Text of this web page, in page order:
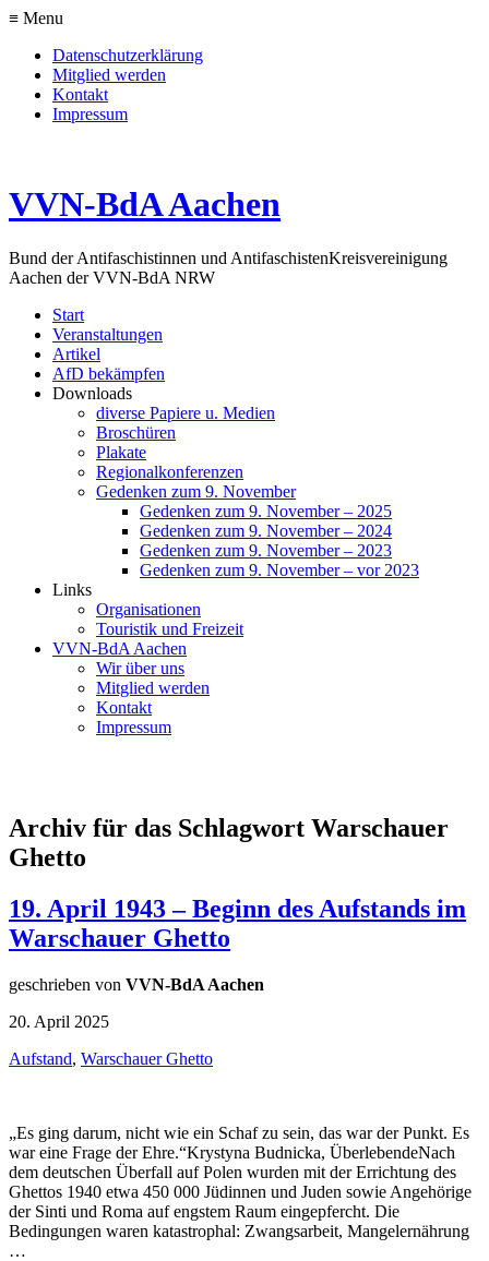
≡ Menu
Datenschutzerklärung
Mitglied werden
Kontakt
Impressum
VVN-BdA Aachen
Bund der Antifaschistinnen und AntifaschistenKreisvereinigung
Aachen der VVN-BdA NRW
Start
Veranstaltungen
Artikel
AfD bekämpfen
Downloads
diverse Papiere u. Medien
Broschüren
Plakate
Regionalkonferenzen
Gedenken zum 9. November
Gedenken zum 9. November – 2025
Gedenken zum 9. November – 2024
Gedenken zum 9. November – 2023
Gedenken zum 9. November – vor 2023
Links
Organisationen
Touristik und Freizeit
VVN-BdA Aachen
Wir über uns
Mitglied werden
Kontakt
Impressum
Archiv für das Schlagwort Warschauer
Ghetto
19. April 1943 – Beginn des Aufstands im
Warschauer Ghetto
geschrieben von VVN-BdA Aachen
20. April 2025
Aufstand, Warschauer Ghetto
„Es ging darum, nicht wie ein Schaf zu sein, das war der Punkt. Es
war eine Frage der Ehre.“Krystyna Budnicka, ÜberlebendeNach
dem deutschen Überfall auf Polen wurden mit der Errichtung des
Ghettos 1940 etwa 450 000 Jüdinnen und Juden sowie Angehörige
der Sinti und Roma auf engstem Raum eingepfercht. Die
Bedingungen waren katastrophal: Zwangsarbeit, Mangelernährung
…